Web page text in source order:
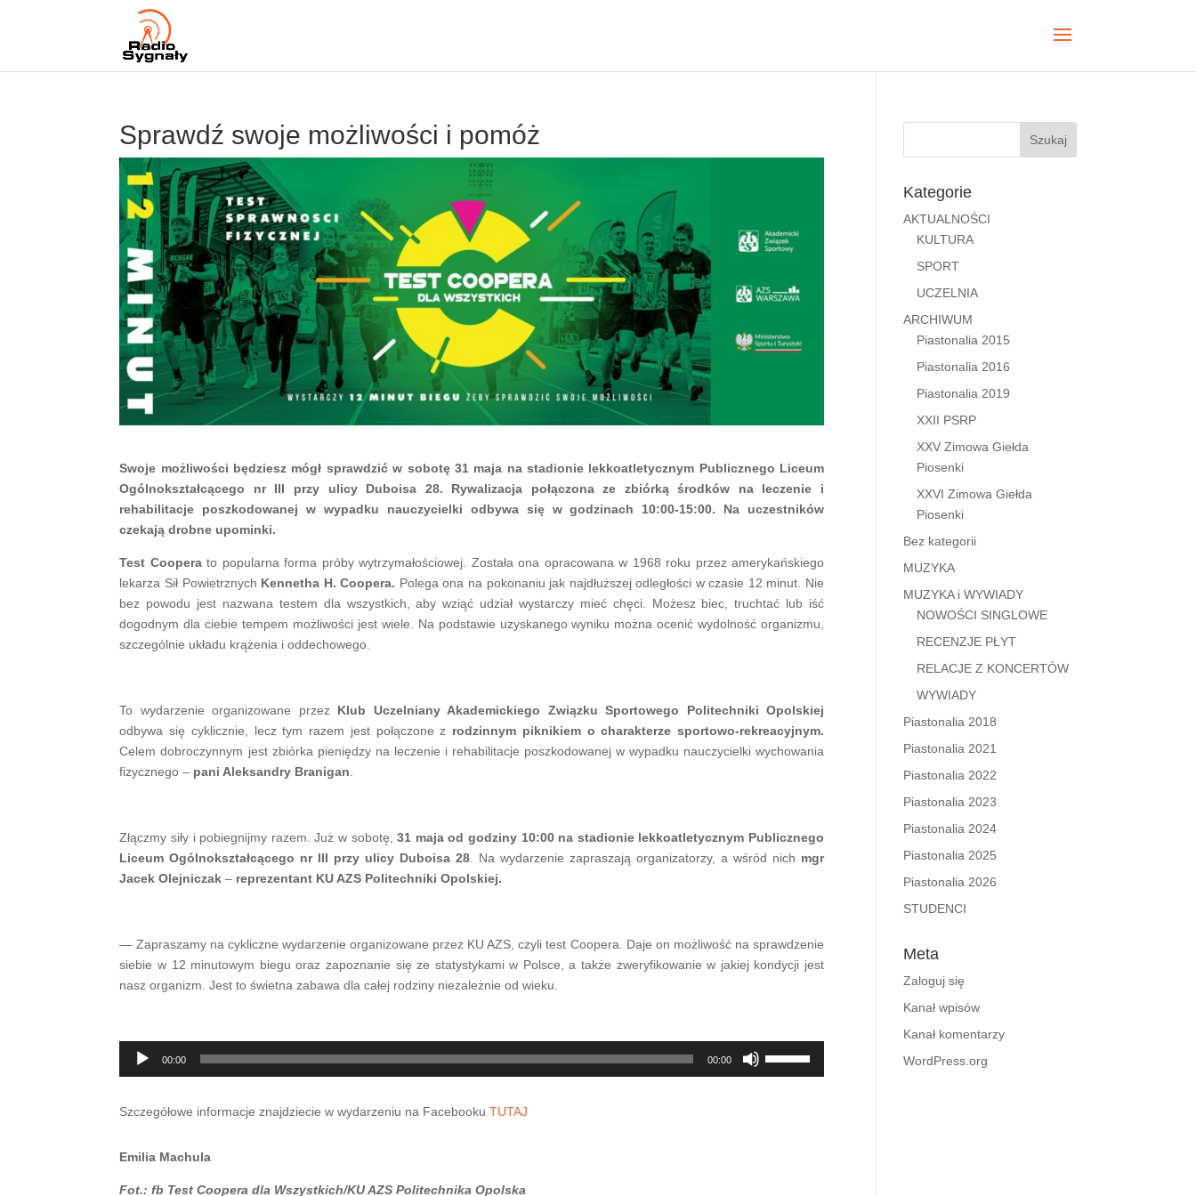
Sprawdź swoje możliwości i pomóż
Swoje możliwości będziesz mógł sprawdzićw sobotę 31 maja na stadionie lekkoatletycznym Publicznego Liceum
Ogólnokształcącego nr III przy ulicy Duboisa 28. Rywalizacja połączona ze zbiórką środków na leczenie i
rehabilitacje poszkodowanej w wypadku nauczycielki odbywa się w godzinach 10:00-15:00. Na uczestników
czekajądrobne upominki.
Test Cooperato popularna forma próby wytrzymałościowej. Została ona opracowana w 1968 roku przez amerykańskiego
lekarza Sił Powietrznych Kennetha H. Coopera. Polega ona na pokonaniu jak najdłuższej odległości w czasie 12 minut. Nie
bez powodu jest nazwana testem dla wszystkich, aby wziąć udział wystarczy mieć chęci. Możesz biec, truchtać lub iść
dogodnym dla ciebie tempem możliwości jest wiele. Na podstawie uzyskanego wyniku można ocenić wydolność organizmu,
szczególnie układu krążenia i oddechowego.
To wydarzenie organizowane przezKlub Uczelniany Akademickiego Związku Sportowego Politechniki Opolskiej
odbywa się cyklicznie, lecz tym razem jest połączone z rodzinnym piknikiem o charakterze sportowo-rekreacyjnym.
Celem dobroczynnym jest zbiórka pieniędzy na leczenie i rehabilitacje poszkodowanej w wypadku nauczycielki wychowania
fizycznego – pani Aleksandry Branigan.
Złączmy siły i pobiegnijmy razem. Już w sobotę,31 maja od godziny 10:00 na stadionie lekkoatletycznym Publicznego
Liceum Ogólnokształcącego nr III przy ulicy Duboisa 28. Na wydarzenie zapraszają organizatorzy, a wśród nich mgr
Jacek Olejniczak – reprezentant KU AZS Politechniki Opolskiej.
— Zapraszamy na cykliczne wydarzenie organizowane przez KU AZS, czyli test Coopera. Daje on możliwość na sprawdzenie
siebie w 12 minutowym biegu oraz zapoznanie się ze statystykami w Polsce, a także zweryfikowanie w jakiej kondycji jest
nasz organizm. Jest to świetna zabawa dla całej rodziny niezależnie od wieku.
Odtwarzacz
00:00 00:00
Szczegółowe informacje znajdziecie w wydarzeniu na FacebookuTUTAJ
Emilia Machula
Fot.: fb Test Coopera dla Wszystkich/KU AZS Politechnika Opolska
Kategorie
AKTUALNOŚCI
KULTURA
SPORT
UCZELNIA
ARCHIWUM
Piastonalia 2015
Piastonalia 2016
Piastonalia 2019
XXII PSRP
XXV Zimowa Giełda
Piosenki
XXVI Zimowa Giełda
Piosenki
Bez kategorii
MUZYKA
MUZYKA i WYWIADY
NOWOŚCI SINGLOWE
RECENZJE PŁYT
RELACJE Z KONCERTÓW
WYWIADY
Piastonalia 2018
Piastonalia 2021
Piastonalia 2022
Piastonalia 2023
Piastonalia 2024
Piastonalia 2025
Piastonalia 2026
STUDENCI
Meta
Zaloguj się
Kanał wpisów
Kanał komentarzy
WordPress.org